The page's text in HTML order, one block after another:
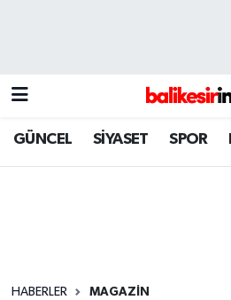
GÜNCEL SİYASET SPOR
HABERLER MAGAZİN